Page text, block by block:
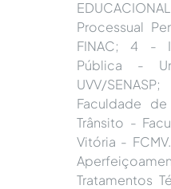
Processual
FINAC; 4 -
Pública -
UVV/
Faculdade
Trânsito -
Vitória -
Tratamentos